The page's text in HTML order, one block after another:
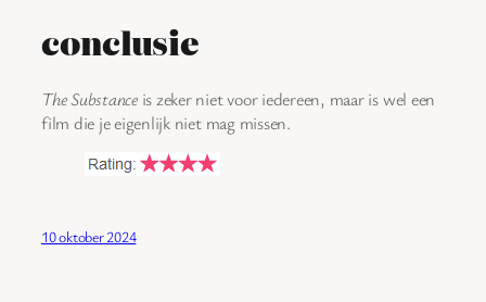
conclusie
The Substanceis zeker niet voor iedereen, maar is wel een
film die je eigenlijk niet mag missen.
10 oktober 2024